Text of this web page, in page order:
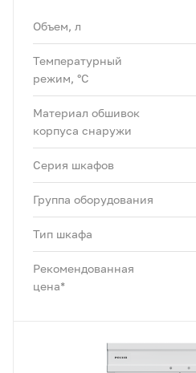
Объем, л
Температурный
режим, °C
Материал обшивок
корпуса снаружи
Серия шкафов
Группа оборудования
Тип шкафа
Рекомендованная
цена*